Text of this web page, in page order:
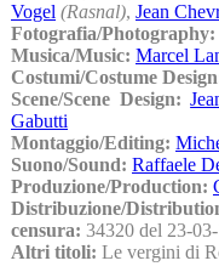
Vogel (Rasnal), Jean
Fotografia/Photography:
Musica/Music: Marcel
Costumi/Costume
Scene/Scene Design:
Gabutti
Montaggio/Editing:
Suono/Sound: Raffaele
Produzione/Production:
Distribuzione/
censura: 34320 del 23-03-
Altri titoli: Le vergini di